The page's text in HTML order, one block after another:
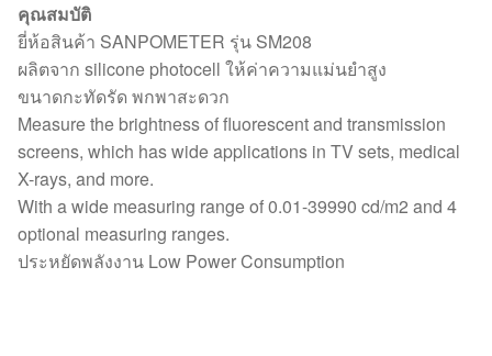
คุณสมบัติ
ยี่ห้อสินค้า SANPOMETER รุ่น SM208
ผลิตจาก silicone photocell ให้ค่าความแม่นยำสูง
ขนาดกะทัดรัด พกพาสะดวก
Measure the brightness of fluorescent and transmission
screens, which has wide applications in TV sets, medical
X-rays, and more.
With a wide measuring range of 0.01-39990 cd/m2 and 4
optional measuring ranges.
ประหยัดพลังงาน Low Power Consumption